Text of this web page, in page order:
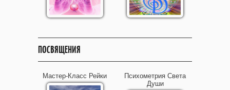
ПОСВЯЩЕНИЯ
Мастер-Класс Рейки
Психометрия Света
Души